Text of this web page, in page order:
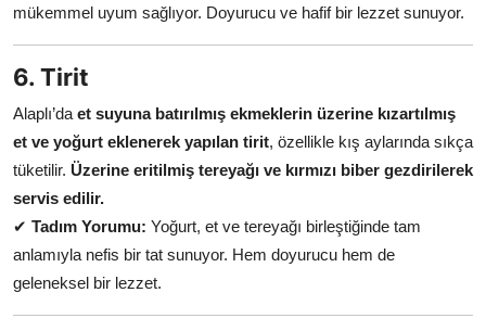
mükemmel uyum sağlıyor. Doyurucu ve hafif bir lezzet sunuyor.
6. Tirit
Alaplı’da et suyuna batırılmış ekmeklerin üzerine kızartılmış
et ve yoğurt eklenerek yapılan tirit, özellikle kış aylarında sıkça
tüketilir. Üzerine eritilmiş tereyağı ve kırmızı biber gezdirilerek
servis edilir.
✔ Tadım Yorumu: Yoğurt, et ve tereyağı birleştiğinde tam
anlamıyla nefis bir tat sunuyor. Hem doyurucu hem de
geleneksel bir lezzet.